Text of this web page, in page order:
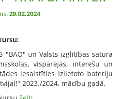
29.02.2024
"BAO" un Valsts izglītības satura
vispārējās, interešu un
iesaistīties izlietoto bateriju
2023./2024. mācību gadā.